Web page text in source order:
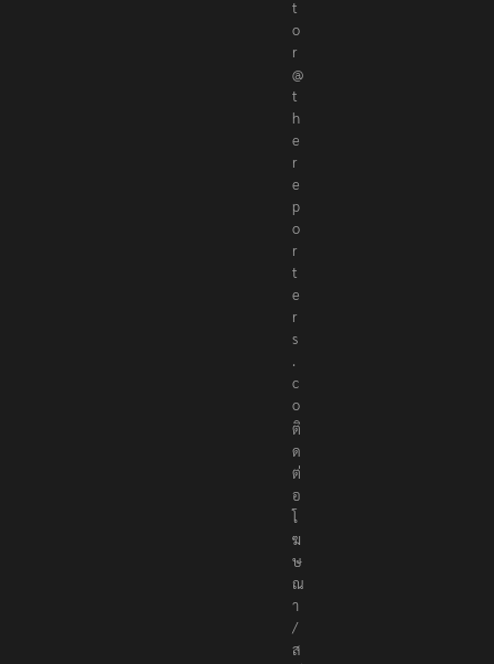
d
i
t
o
r
@
t
h
e
r
e
p
o
r
t
e
r
s
.
c
o
ติ
ด
ต่
อ
โ
ฆ
ษ
ณ
า